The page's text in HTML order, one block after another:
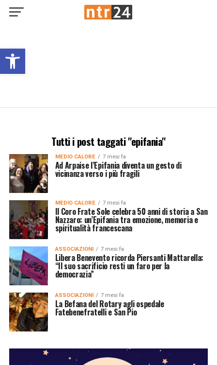
Open toolbar
Tutti i post taggati "epifania"
MEDIO CALORE 7 mesi fa
Ad Arpaise l’Epifania diventa un gesto di
vicinanza verso i più fragili
MEDIO CALORE 7 mesi fa
Il Coro Frate Sole celebra 50 anni di storia a San
Nazzaro: un’Epifania tra emozione, memoria e
spiritualità francescana
ASSOCIAZIONI 7 mesi fa
Libera Benevento ricorda Piersanti Mattarella:
“Il suo sacrificio resti un faro per la
democrazia”
ASSOCIAZIONI 7 mesi fa
La Befana del Rotary agli ospedale
Fatebenefratelli e San Pio